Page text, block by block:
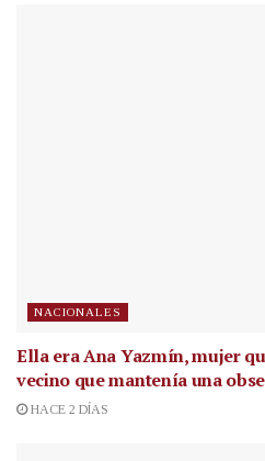
NACIONALES
Ella era Ana Yazmín, mujer
vecino que mantenía una
HACE 2 DÍAS